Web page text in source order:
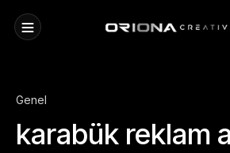
Genel
karabük reklam